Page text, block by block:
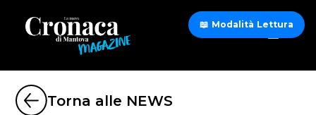
Torna alle NEWS
📖 Modalità Lettura